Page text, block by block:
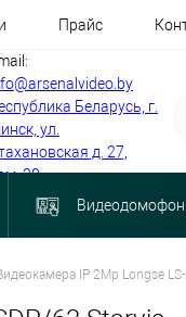
Прайс
Беларусь, г.
ул.
д. 27,
30
IP 2Mp Longse